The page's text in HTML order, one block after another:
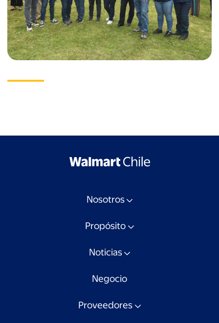
Nosotros
Propósito
Noticias
Negocio
Proveedores